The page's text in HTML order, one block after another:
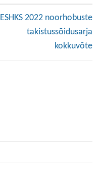
ESHKS 2022 noorhobuste
takistussõidusarja
kokkuvõte